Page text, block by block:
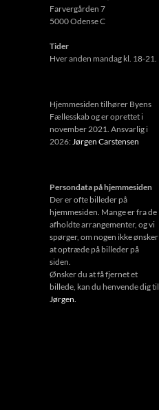
Farvergården 7
5000 Odense C
Tider
Hver anden mandag kl. 18-21.
Hjemmesiden tilhører Byens
Fællesskab og er oprettet i
november 2021. Ansvarlig i
2026:Jørgen Carstensen
Persondata på hjemmesiden
Der er ofte billeder på
hjemmesiden. Mange er fra de
afholdte arrangementer, og vi
spørger, om nogen ikke ønsker
at optræde på billeder på
siden.
Ønsker du at få fjernet et
billede, kan du henvende dig til
Jørgen.